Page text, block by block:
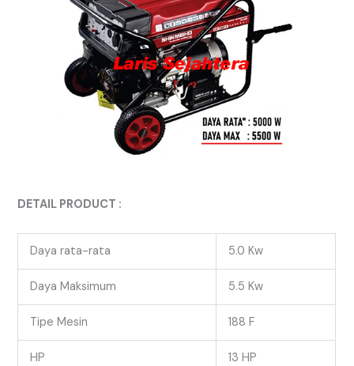
DETAIL PRODUCT :
Daya rata-rata 5.0 Kw
Daya Maksimum 5.5 Kw
Tipe Mesin 188 F
HP 13 HP